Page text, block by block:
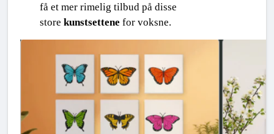
få et mer rimelig tilbud på disse
store kunstsettene for voksne.